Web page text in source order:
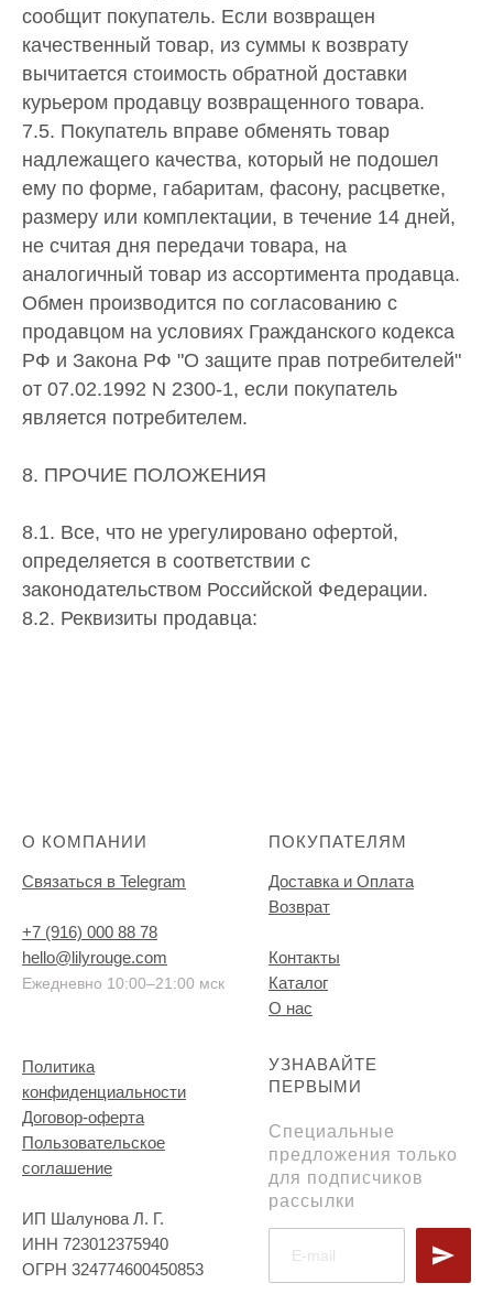
сообщит покупатель. Если возвращен
качественный товар, из суммы к возврату
вычитается стоимость обратной доставки
курьером продавцу возвращенного товара.
7.5. Покупатель вправе обменять товар
надлежащего качества, который не подошел
ему по форме, габаритам, фасону, расцветке,
размеру или комплектации, в течение 14 дней,
не считая дня передачи товара, на
аналогичный товар из ассортимента продавца.
Обмен производится по согласованию с
продавцом на условиях Гражданского кодекса
РФ и Закона РФ "О защите прав потребителей"
от 07.02.1992 N 2300-1, если покупатель
является потребителем.
8. ПРОЧИЕ ПОЛОЖЕНИЯ
8.1. Все, что не урегулировано офертой,
определяется в соответствии с
законодательством Российской Федерации.
8.2. Реквизиты продавца:
О КОМПАНИИ
Связаться в Telegram
+7 (916) 000 88 78
hello@lilyrouge.com
Ежедневно 10:00–21:00 мск
ПОКУПАТЕЛЯМ
Доставка и Оплата
Возврат
Контакты
Каталог
О нас
Политика
конфиденциальности
Договор-оферта
Пользовательское
соглашение
ИП Шалунова Л. Г.
ИНН 723012375940
ОГРН 324774600450853
УЗНАВАЙТЕ
ПЕРВЫМИ
Специальные
предложения только
для подписчиков
рассылки